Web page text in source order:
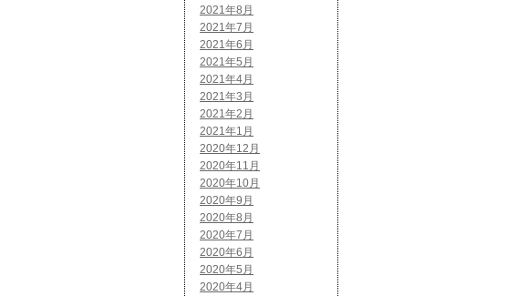
2021年8月
2021年7月
2021年6月
2021年5月
2021年4月
2021年3月
2021年2月
2021年1月
2020年12月
2020年11月
2020年10月
2020年9月
2020年8月
2020年7月
2020年6月
2020年5月
2020年4月